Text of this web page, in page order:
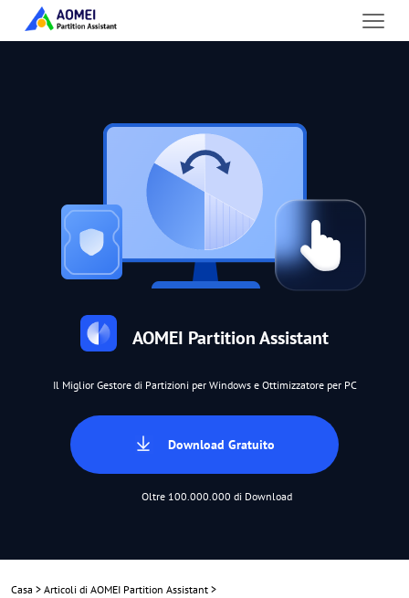
AOMEI Partition Assistant
Il Miglior Gestore di Partizioni per Windows e Ottimizzatore per PC
Download Gratuito
Oltre 100.000.000 di Download
Casa > Articoli di AOMEI Partition Assistant >